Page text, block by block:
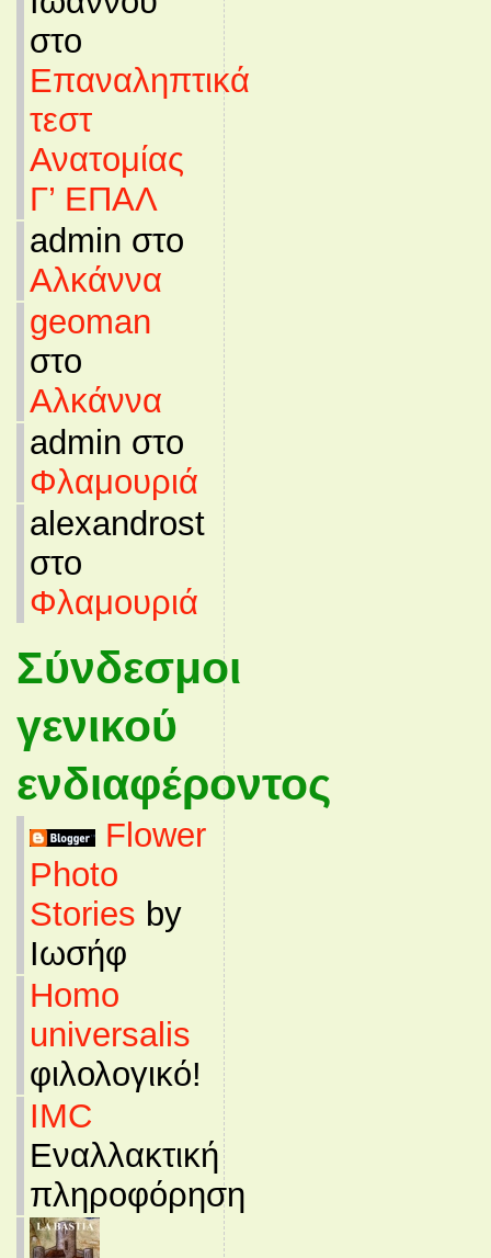
στο
Επαναληπτικά
τεστ
Ανατομίας
Γ’ ΕΠΑΛ
admin στο
Αλκάννα
geoman
στο
Αλκάννα
admin στο
Φλαμουριά
alexandrost
στο
Φλαμουριά
Σύνδεσμοι
γενικού
ενδιαφέροντος
Flower
Photo
Stories by
Ιωσήφ
Homo
universalis
φιλολογικό!
IMC
Εναλλακτική
πληροφόρηση